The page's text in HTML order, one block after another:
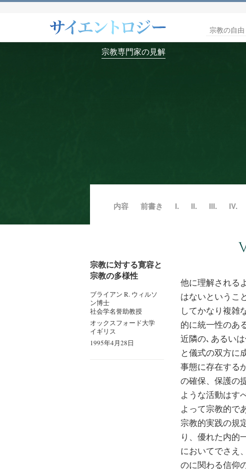
宗教の自由
宗教専門家の見解
内容 前書き I. II. III. IV.
宗教に対する寛容と
宗教の多様性
ブライアン R. ウィルソ
ン博士
社会学名誉助教授
オックスフォード大学
イギリス
1995年4月28日
他に理解される
はないというこ
してかなり複雑
的に統一性のあ
近隣の､ あるい
と儀式の双方に
事態に存在する
の確保、保護の
ような活動はす
よって宗教的で
宗教的実践の規
り、優れた内的
においてでさえ
のに関わる信仰